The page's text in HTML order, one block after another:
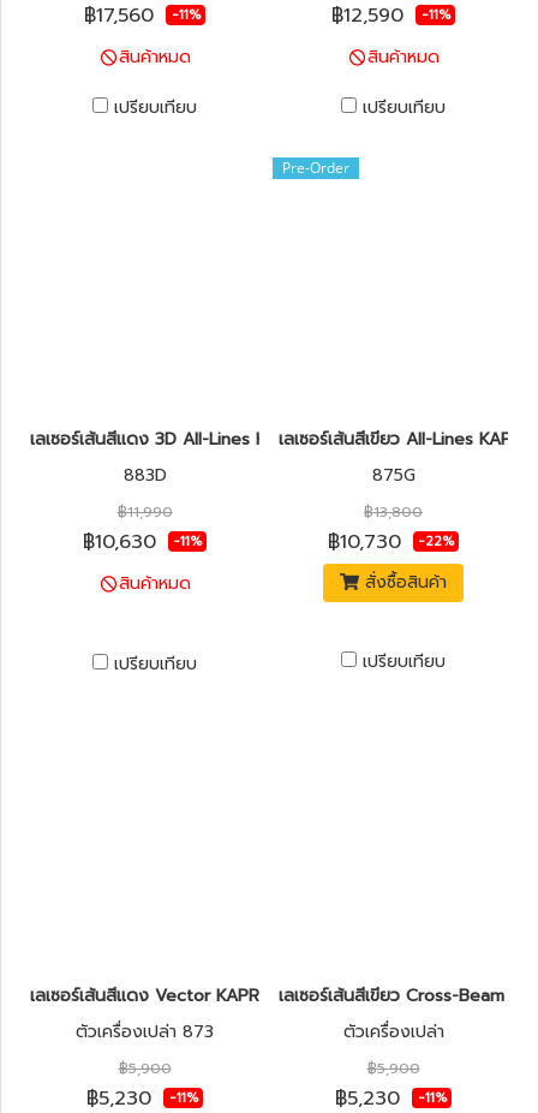
฿17,560 -11%
สินค้าหมด
เปรียบเทียบ
฿12,590 -11%
สินค้าหมด
เปรียบเทียบ
เลเซอร์เส้นสีแดง 3D All-Lines KAPRO รุ่น 883D Prolaser®
883D
฿11,990
฿10,630 -11%
สินค้าหมด
เปรียบเทียบ
Pre-Order
เลเซอร์เส้นสีเขียว All-Lines
875G
฿13,800
฿10,730 -22%
สั่งซื้อสินค้า
เปรียบเทียบ
เลเซอร์เส้นสีแดง Vector KAPRO รุ่น 873 Prolaser®
ตัวเครื่องเปล่า 873
฿5,900
฿5,230 -11%
เลเซอร์เส้นสีเขียว Cross-Beam
ตัวเครื่องเปล่า
฿5,900
฿5,230 -11%